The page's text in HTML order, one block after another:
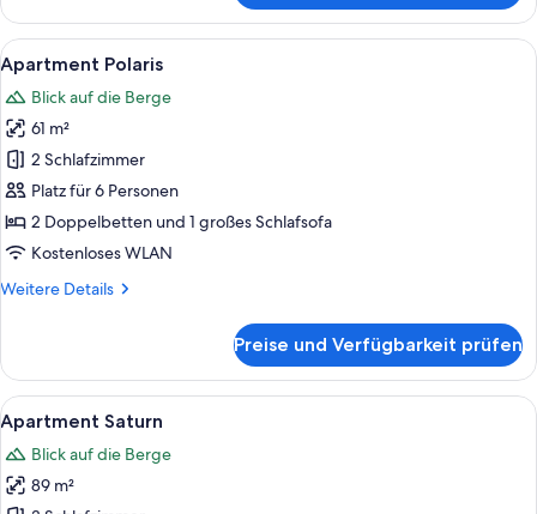
Omega
Alle
Fotos
für
Apartment
Polaris
anzeigen
Eine moderne Küche mit
7
Apartment Polaris
Blick auf die Berge
61 m²
2 Schlafzimmer
Platz für 6 Personen
2 Doppelbetten und 1 großes Schlafsofa
Kostenloses WLAN
Weitere Details
Weitere
Polaris
Preise und Verfügbarkeit prüfen
Alle
Fotos
für
Apartment
Ein modernes Wohnzimmer mit
6
Apartment Saturn
Blick auf die Berge
89 m²